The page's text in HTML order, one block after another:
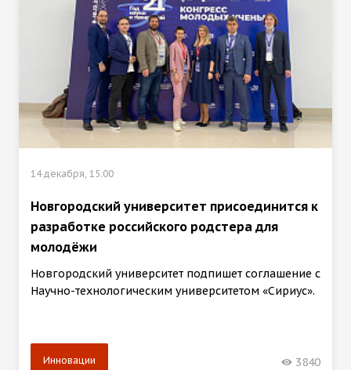
14 декабря, 15:00
Новгородский университет присоединится к
разработке российского родстера для
молодёжи
Новгородский университет подпишет соглашение с
Научно-технологическим университетом «Сириус».
Инновации 3840